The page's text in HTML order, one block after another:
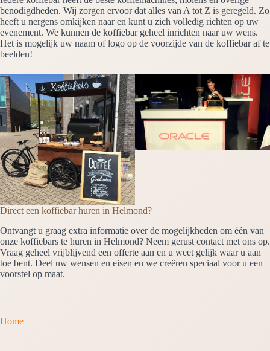
benodigdheden. Wij zorgen ervoor dat alles van A tot Z is geregeld. Zo
heeft u nergens omkijken naar en kunt u zich volledig richten op uw
evenement. We kunnen de koffiebar geheel inrichten naar uw wens.
Het is mogelijk uw naam of logo op de voorzijde van de koffiebar af te
beelden!
Direct een koffiebar huren in Helmond?
Ontvangt u graag extra informatie over de mogelijkheden om één van
onze koffiebars te huren in Helmond? Neem gerust contact met ons op.
Vraag geheel vrijblijvend een offerte aan en u weet gelijk waar u aan
toe bent. Deel uw wensen en eisen en we creëren speciaal voor u een
voorstel op maat.
Home